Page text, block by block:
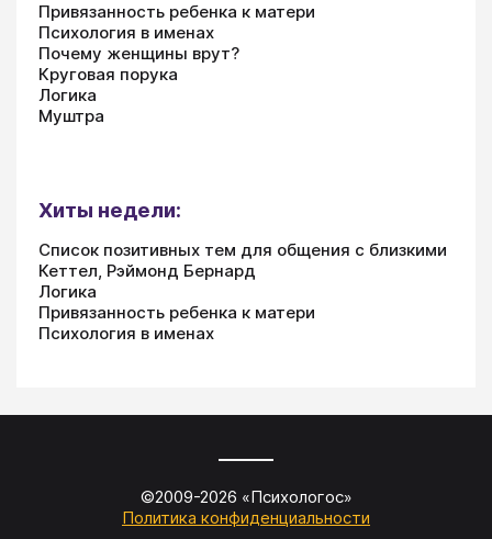
Привязанность ребенка к матери
Психология в именах
Почему женщины врут?
Круговая порука
Логика
Муштра
Хиты недели:
Список позитивных тем для общения с близкими
Кеттел, Рэймонд Бернард
Логика
Привязанность ребенка к матери
Психология в именах
©2009-2026 «Психологос»
Политика конфиденциальности